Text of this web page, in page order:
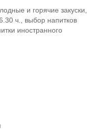
и горячие закуски,
ч., выбор напитков
иностранного